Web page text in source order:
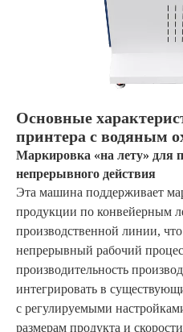
Основные
принтера с водяным
Маркировка «на лету» для
непрерывного действия
Эта машина поддерживает
продукции по конвейерным
производственной линии,
непрерывный рабочий
производительность
интегрировать в
с регулируемыми
размерам продукта и